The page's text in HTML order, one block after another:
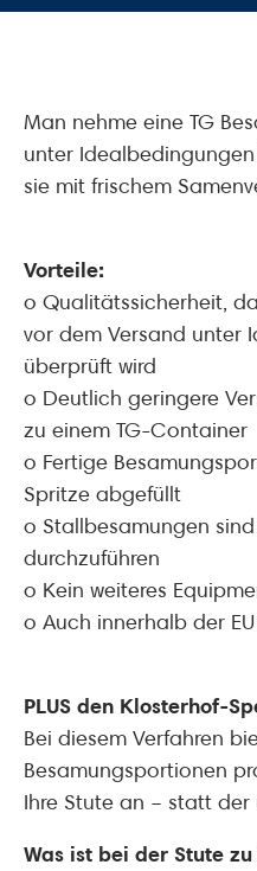
Man nehme eine TG
unter
sie mit frischem
Vorteile:
o Qualitätssicherheit,
vor dem Versand unter
überprüft wird
o Deutlich geringere
zu einem TG-Container
o Fertige
Spritze abgefüllt
o Stallbesamungen
durchzuführen
o Kein weiteres
o Auch innerhalb der
PLUS den Klosterhof-
Bei diesem Verfahren
Besamungsportionen
Ihre Stute an – statt
Was ist bei der Stute